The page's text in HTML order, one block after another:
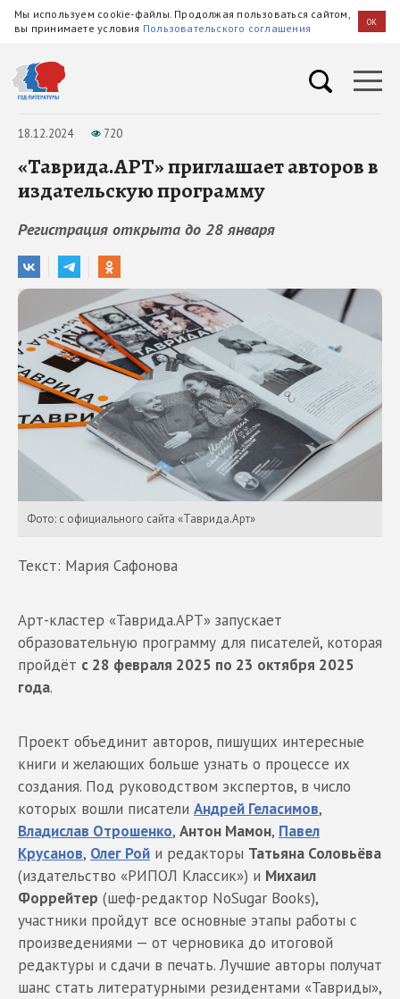
Мы используем cookie-файлы. Продолжая пользоваться сайтом,
вы принимаете условия Пользовательского соглашения OK
18.12.2024 720
«Таврида.АРТ» приглашает авторов в
издательскую программу
Регистрация открыта до 28 января
Фото: с официального сайта «Таврида.Арт»
Текст: Мария Сафонова
Арт-кластер «Таврида.АРТ» запускает
образовательную программу для писателей, которая
пройдёт с 28 февраля 2025 по 23 октября 2025
года.
Проект объединит авторов, пишущих интересные
книги и желающих больше узнать о процессе их
создания. Под руководством экспертов, в число
которых вошли писатели Андрей Геласимов,
Владислав Отрошенко, Антон Мамон, Павел
Крусанов, Олег Рой и редакторы Татьяна Соловьёва
(издательство «РИПОЛ Классик») и Михаил
Форрейтер (шеф-редактор NoSugar Books),
участники пройдут все основные этапы работы с
произведениями — от черновика до итоговой
редактуры и сдачи в печать. Лучшие авторы получат
шанс стать литературными резидентами «Тавриды»,